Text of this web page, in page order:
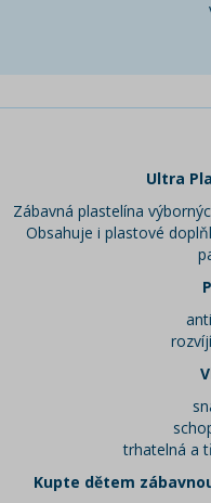
Ultra
Zábavná plastelína
Obsahuje i plastové
trhatelná a
Kupte dětem